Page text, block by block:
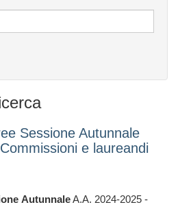
Sessione Autunnale
e laureandi
AutunnaleA.A. 2024-2025 -